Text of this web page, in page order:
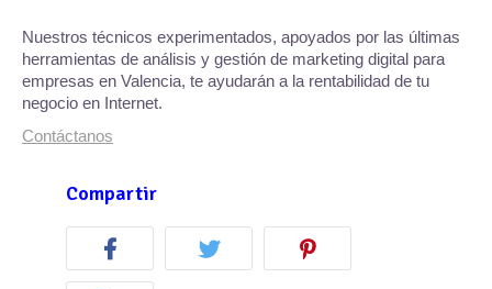
Nuestros técnicos experimentados, apoyados por las últimas
herramientas de análisis y gestión de marketing digital para
empresas en Valencia, te ayudarán a la rentabilidad de tu
negocio en Internet.
Contáctanos
Compartir